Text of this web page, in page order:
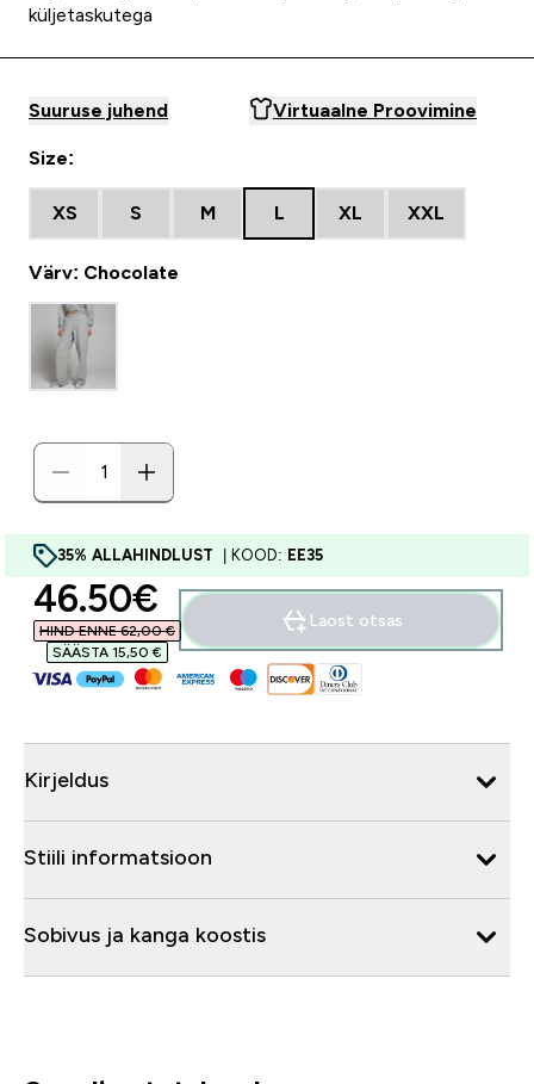
küljetaskutega
Suuruse juhend Virtuaalne Proovimine
Size:
XS S M L XL XXL
Värv: Chocolate
35% ALLAHINDLUST | KOOD: EE35
discounted price
46.50€‎
HIND ENNE 62,00 €‎
SÄÄSTA 15,50 €‎
Laost otsas
Kirjeldus
Stiili informatsioon
Sobivus ja kanga koostis